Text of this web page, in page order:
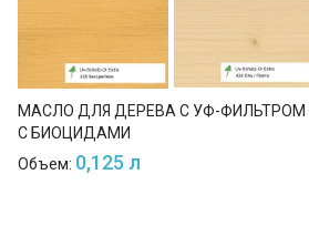
МАСЛО ДЛЯ ДЕРЕВА С УФ-ФИЛЬТРОМ
С БИОЦИДАМИ
Объем: 0,125 л